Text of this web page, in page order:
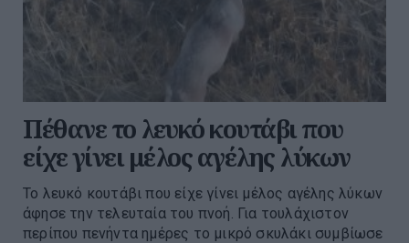
Πέθανε το λευκό κουτάβι που
είχε γίνει μέλος αγέλης λύκων
Το λευκό κουτάβι που είχε γίνει μέλος αγέλης λύκων
άφησε την τελευταία του πνοή. Για τουλάχιστον
περίπου πενήντα ημέρες το μικρό σκυλάκι συμβίωσε